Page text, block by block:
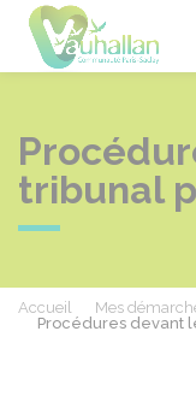
tribunal
Accueil Mes
Procédures devant